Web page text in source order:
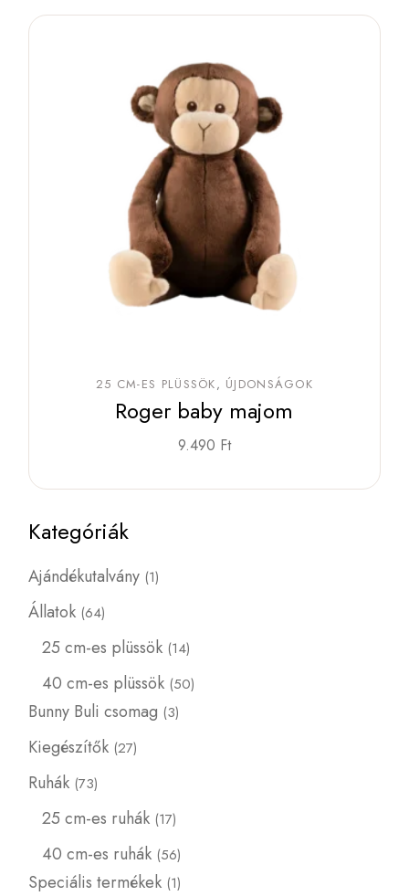
25 CM-ES PLÜSSÖK ÚJDONSÁGOK
Roger baby majom
9.490 Ft
Kategóriák
Ajándékutalvány 1
Állatok 64
25 cm-es plüssök 14
40 cm-es plüssök 50
Bunny Buli csomag 3
Kiegészítők 27
Ruhák 73
25 cm-es ruhák 17
40 cm-es ruhák 56
Speciális termékek 1